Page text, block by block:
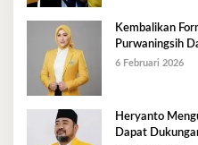
Kembalikan
Purwaningsih
Golkar Mubar
6 Februari 2026
Heryanto
Dapat